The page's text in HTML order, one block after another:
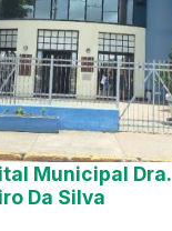
Municipal Dra.
Da Silva